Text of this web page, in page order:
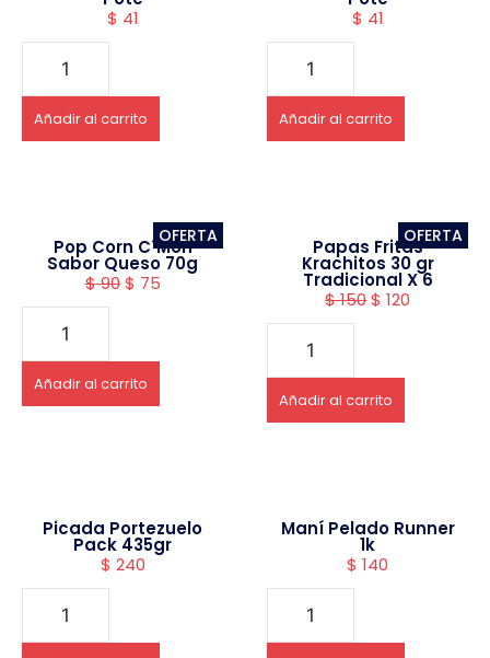
$ 41
Añadir al carrito
$ 41
Añadir al carrito
OFERTA
Pop Corn C´Mon
Sabor Queso 70g
$90 $ 75
Añadir al carrito
OFERTA
Papas Fritas
Krachitos 30 gr
Tradicional X 6
$150$ 120
Añadir al carrito
Picada Portezuelo
Pack 435gr
$ 240
Maní Pelado Runner
1k
$ 140